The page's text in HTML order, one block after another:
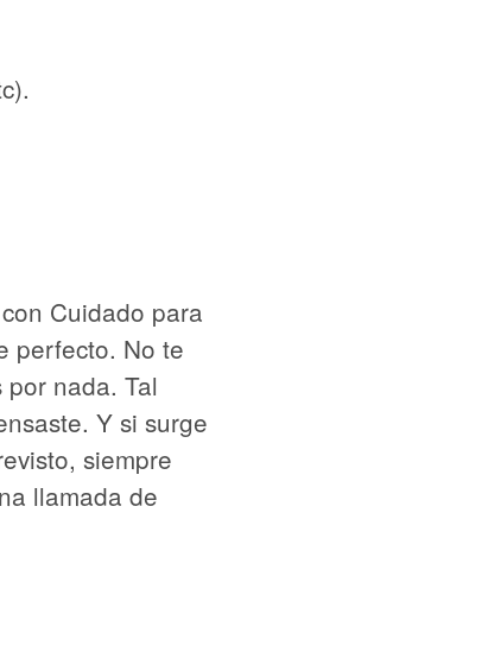
Cuidado para
perfecto. No te
por nada. Tal
Y si surge
siempre
llamada de